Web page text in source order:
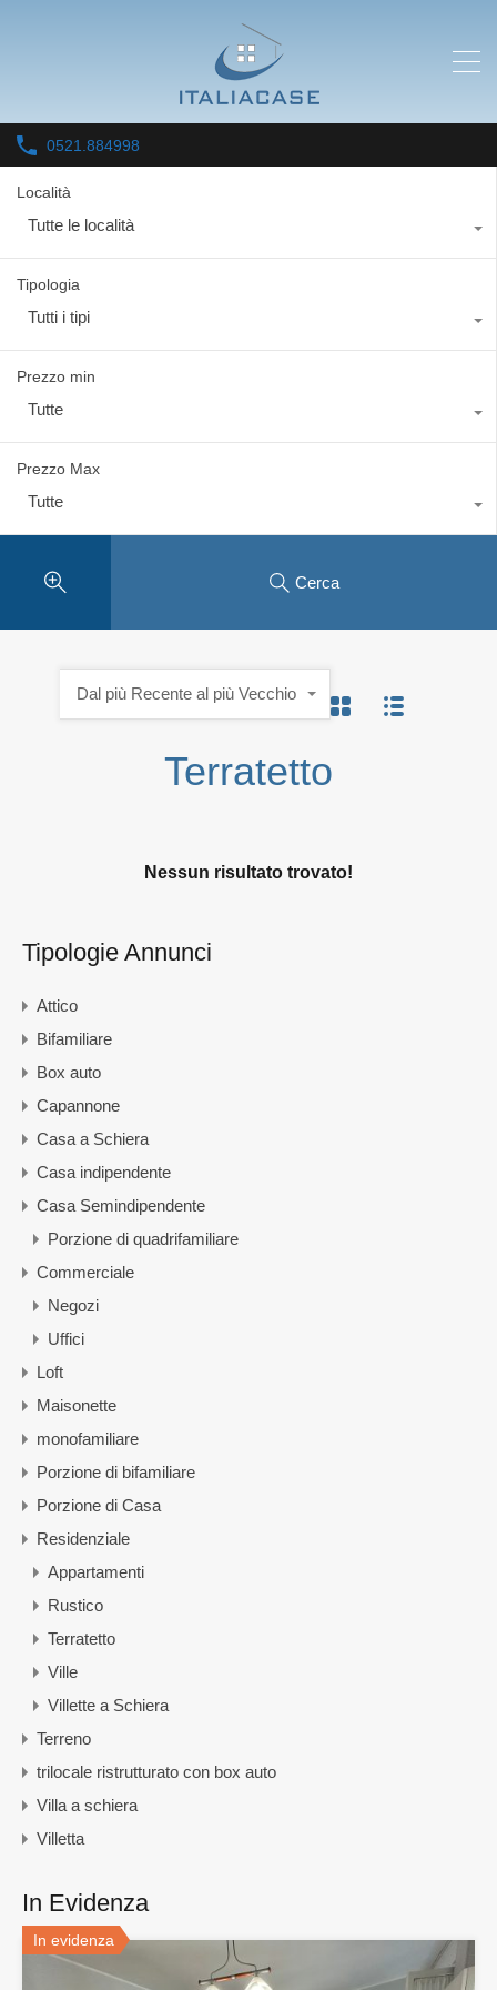
0521.884998
Località
Tutte le località
Tipologia
Tutti i tipi
Prezzo min
Tutte
Prezzo Max
Tutte
Cerca
Terratetto
Dal più Recente al più Vecchio
Nessun risultato trovato!
Tipologie Annunci
Attico
Bifamiliare
Box auto
Capannone
Casa a Schiera
Casa indipendente
Casa Semindipendente
Porzione di quadrifamiliare
Commerciale
Negozi
Uffici
Loft
Maisonette
monofamiliare
Porzione di bifamiliare
Porzione di Casa
Residenziale
Appartamenti
Rustico
Terratetto
Ville
Villette a Schiera
Terreno
trilocale ristrutturato con box auto
Villa a schiera
Villetta
In Evidenza
In evidenza